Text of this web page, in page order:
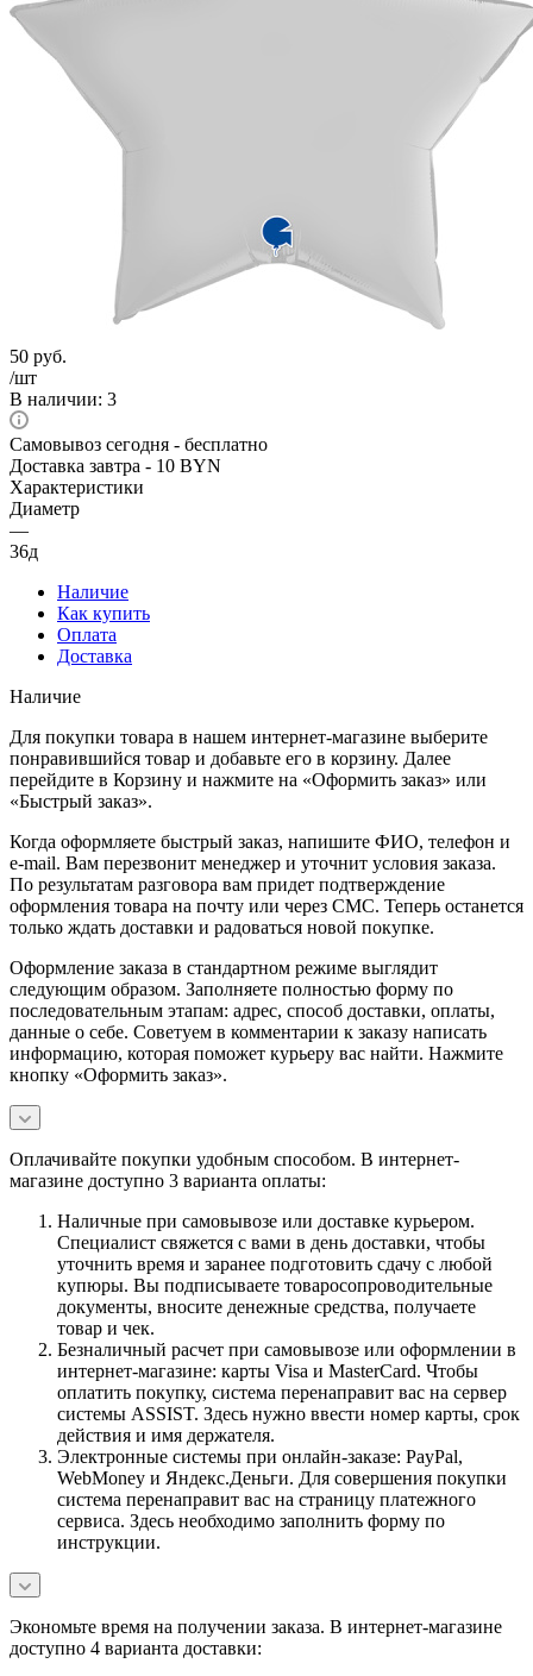
50 руб.
/шт
В наличии: 3
Самовывоз сегодня - бесплатно
Доставка завтра - 10 BYN
Характеристики
Диаметр
—
36д
Наличие
Как купить
Оплата
Доставка
Наличие
Для покупки товара в нашем интернет-магазине выберите
понравившийся товар и добавьте его в корзину. Далее
перейдите в Корзину и нажмите на «Оформить заказ» или
«Быстрый заказ».
Когда оформляете быстрый заказ, напишите ФИО, телефон и
e-mail. Вам перезвонит менеджер и уточнит условия заказа.
По результатам разговора вам придет подтверждение
оформления товара на почту или через СМС. Теперь останется
только ждать доставки и радоваться новой покупке.
Оформление заказа в стандартном режиме выглядит
следующим образом. Заполняете полностью форму по
последовательным этапам: адрес, способ доставки, оплаты,
данные о себе. Советуем в комментарии к заказу написать
информацию, которая поможет курьеру вас найти. Нажмите
кнопку «Оформить заказ».
Оплачивайте покупки удобным способом. В интернет-
магазине доступно 3 варианта оплаты:
Наличные при самовывозе или доставке курьером.
Специалист свяжется с вами в день доставки, чтобы
уточнить время и заранее подготовить сдачу с любой
купюры. Вы подписываете товаросопроводительные
документы, вносите денежные средства, получаете
товар и чек.
Безналичный расчет при самовывозе или оформлении в
интернет-магазине: карты Visa и MasterCard. Чтобы
оплатить покупку, система перенаправит вас на сервер
системы ASSIST. Здесь нужно ввести номер карты, срок
действия и имя держателя.
Электронные системы при онлайн-заказе: PayPal,
WebMoney и Яндекс.Деньги. Для совершения покупки
система перенаправит вас на страницу платежного
сервиса. Здесь необходимо заполнить форму по
инструкции.
Экономьте время на получении заказа. В интернет-магазине
доступно 4 варианта доставки: